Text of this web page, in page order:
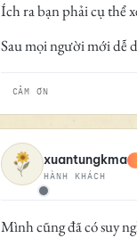
Ích ra bạn phải cụ thể
Sau mọi người mới dễ
CẢM ƠN
Ngoại tuyến
xuantungkma
HÀNH KHÁCH
Mình cũng đã có suy